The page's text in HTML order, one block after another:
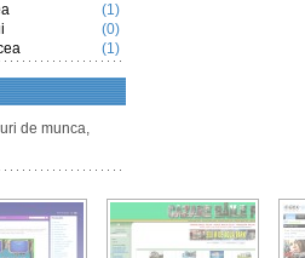
(1)
(0)
(1)
de munca,